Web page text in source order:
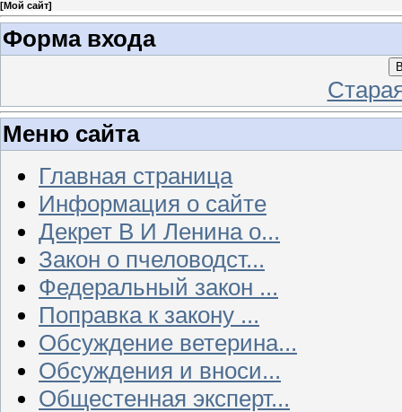
[Мой сайт]
Форма входа
Меню сайта
Главная страница
Информация о сайте
Декрет В И Ленина о...
Закон о пчеловодст...
Федеральный закон ...
Поправка к закону ...
Обсуждение ветерина...
Обсуждения и вноси...
Общестенная эксперт...